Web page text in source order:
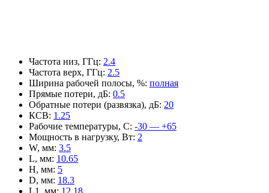
Частота низ, ГГц: 2.4
Частота верх, ГГц: 2.5
Ширина рабочей полосы, %: полная
Прямые потери, дБ: 0.5
Обратные потери (развязка), дБ: 20
КСВ: 1.25
Рабочие температуры, С: -30 — +65
Мощность в нагрузку, Вт: 2
W, мм: 3.5
L, мм: 10.65
H, мм: 5
D, мм: 18.3